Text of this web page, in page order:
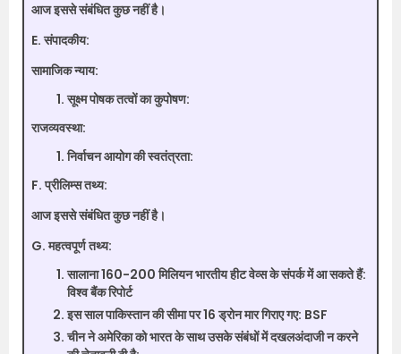
आज इससे संबंधित कुछ नहीं है।
E. संपादकीय:
सामाजिक न्याय:
सूक्ष्म पोषक तत्वों का कुपोषण:
राजव्यवस्था:
निर्वाचन आयोग की स्वतंत्रता:
F. प्रीलिम्स तथ्य:
आज इससे संबंधित कुछ नहीं है।
G. महत्वपूर्ण तथ्य:
सालाना 160-200 मिलियन भारतीय हीट वेव्स के संपर्क में आ सकते हैं:
विश्व बैंक रिपोर्ट
इस साल पाकिस्तान की सीमा पर 16 ड्रोन मार गिराए गए: BSF
चीन ने अमेरिका को भारत के साथ उसके संबंधों में दखलअंदाजी न करने